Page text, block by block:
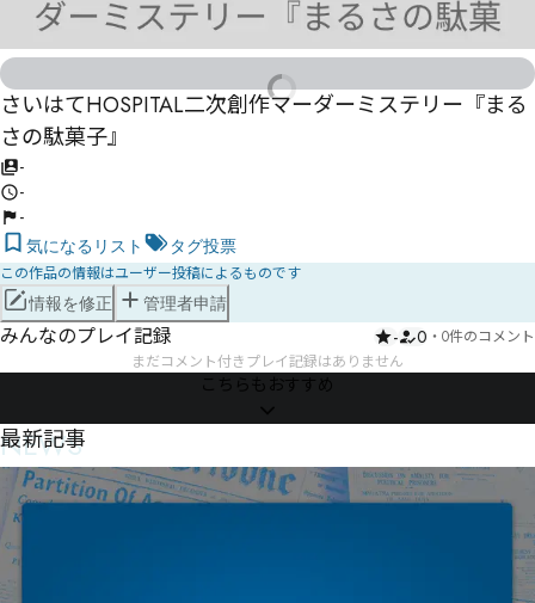
さいはてHOSPITAL二次創作マーダーミステリー『まる
さの駄菓子』
-
-
-
気になるリスト タグ投票
この作品の情報はユーザー投稿によるものです
情報を修正 管理者申請
みんなのプレイ記録 - 0 ・ 0件のコメント
まだコメント付きプレイ記録はありません
こちらもおすすめ
NEWS
最新記事